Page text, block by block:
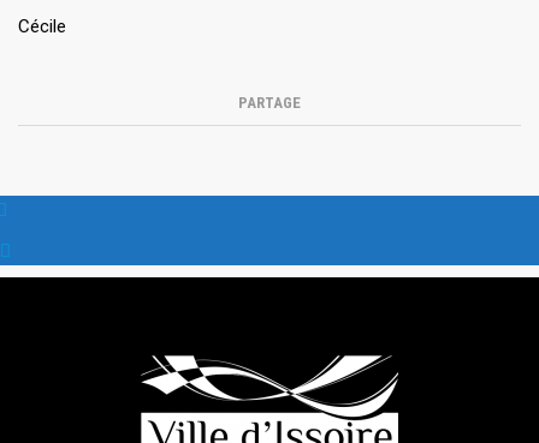
Cécile
PARTAGE